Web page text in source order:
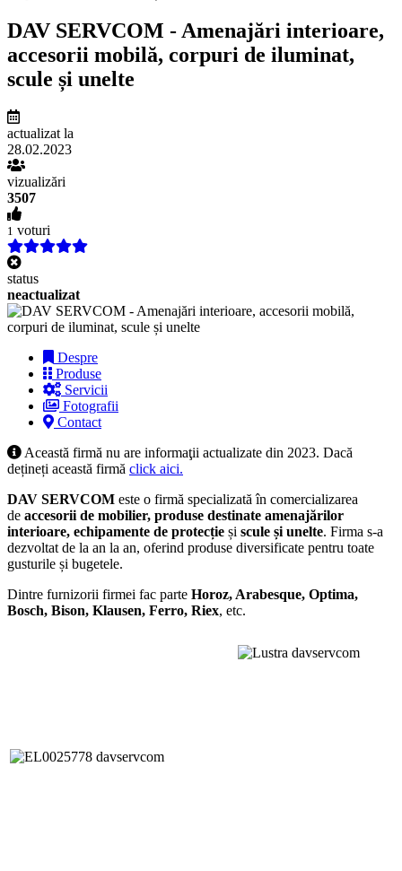
DAV SERVCOM - Amenajări interioare,
accesorii mobilă, corpuri de iluminat,
scule și unelte
actualizat la
28.02.2023
vizualizări
3507
1 voturi
status
neactualizat
Despre
Produse
Servicii
Fotografii
Contact
Această firmă nu are informaţii actualizate din 2023. Dacă
dețineți această firmă click aici.
DAV SERVCOM este o firmă specializată în comercializarea
de accesorii de mobilier, produse destinate amenajărilor
interioare, echipamente de protecție și scule și unelte. Firma s-a
dezvoltat de la an la an, oferind produse diversificate pentru toate
gusturile și bugetele.
Dintre furnizorii firmei fac parte Horoz, Arabesque, Optima,
Bosch, Bison, Klausen, Ferro, Riex, etc.